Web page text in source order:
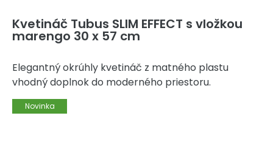
Kvetináč Tubus SLIM EFFECT s vložkou
marengo 30 x 57 cm
Elegantný okrúhly kvetináč z matného plastu
vhodný doplnok do moderného priestoru.
Novinka